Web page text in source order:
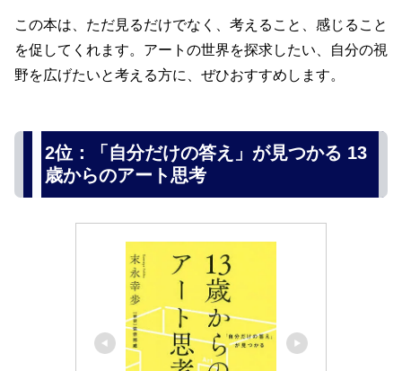
この本は、ただ見るだけでなく、考えること、感じること
を促してくれます。アートの世界を探求したい、自分の視
野を広げたいと考える方に、ぜひおすすめします。
2位：「自分だけの答え」が見つかる 13
歳からのアート思考